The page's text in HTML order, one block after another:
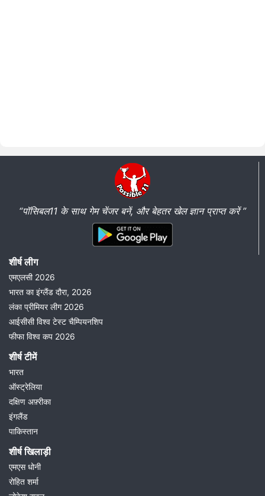
“पॉसिबल11 के साथ गेम चेंजर बनें, और बेहतर खेल ज्ञान प्राप्त करें ”
शीर्ष लीग
एमएलसी 2026
भारत का इंग्लैंड दौरा, 2026
लंका प्रीमियर लीग 2026
आईसीसी विश्व टेस्ट चैम्पियनशिप
फीफा विश्व कप 2026
शीर्ष टीमें
भारत
ऑस्ट्रेलिया
दक्षिण अफ़्रीका
इंगलैंड
पाकिस्तान
शीर्ष खिलाड़ी
एमएस धोनी
रोहित शर्मा